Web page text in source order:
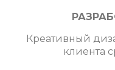
Креативный
клиента